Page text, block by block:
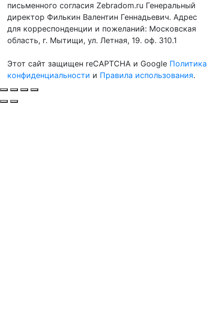
письменного согласия Zebradom.ru Генеральный
директор Филькин Валентин Геннадьевич. Адрес
для корреспонденции и пожеланий: Московская
область, г. Мытищи, ул. Летная, 19. оф. 310.1
Этот сайт защищен reCAPTCHA и Google Политика
конфиденциальности и Правила использования.